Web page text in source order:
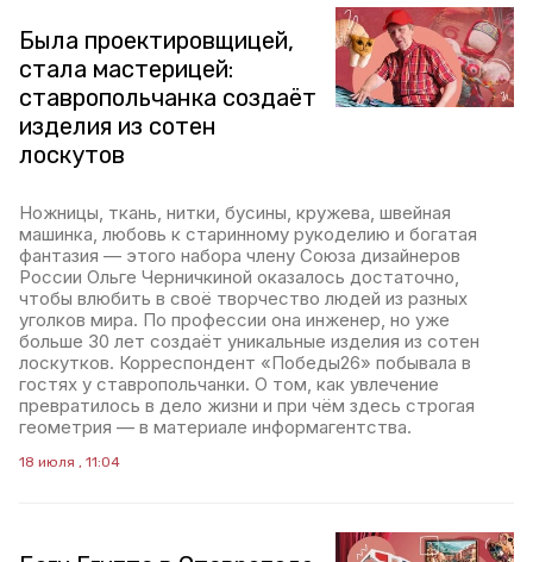
Была проектировщицей,
стала мастерицей:
ставропольчанка создаёт
изделия из сотен
лоскутов
Ножницы, ткань, нитки, бусины, кружева, швейная
машинка, любовь к старинному рукоделию и богатая
фантазия — этого набора члену Союза дизайнеров
России Ольге Черничкиной оказалось достаточно,
чтобы влюбить в своё творчество людей из разных
уголков мира. По профессии она инженер, но уже
больше 30 лет создаёт уникальные изделия из сотен
лоскутков. Корреспондент «Победы26» побывала в
гостях у ставропольчанки. О том, как увлечение
превратилось в дело жизни и при чём здесь строгая
геометрия — в материале информагентства.
18 июля , 11:04